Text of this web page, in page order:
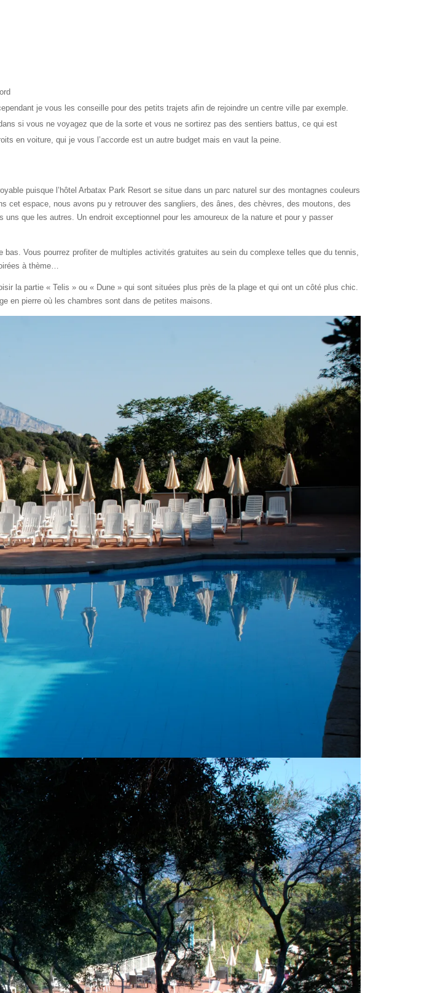
je vous les conseille pour des petits trajets afin de rejoindre un centre ville par exemple.
si vous ne voyagez que de la sorte et vous ne sortirez pas des sentiers battus, ce qui est
en voiture, qui je vous l’accorde est un autre budget mais en vaut la peine.
puisque l’hôtel Arbatax Park Resort se situe dans un parc naturel sur des montagnes couleurs
cet espace, nous avons pu y retrouver des sangliers, des ânes, des chèvres, des moutons, des
que les autres. Un endroit exceptionnel pour les amoureux de la nature et pour y passer
Vous pourrez profiter de multiples activités gratuites au sein du complexe telles que du tennis,
à thème…
la partie « Telis » ou « Dune » qui sont situées plus près de la plage et qui ont un côté plus chic.
en pierre où les chambres sont dans de petites maisons.